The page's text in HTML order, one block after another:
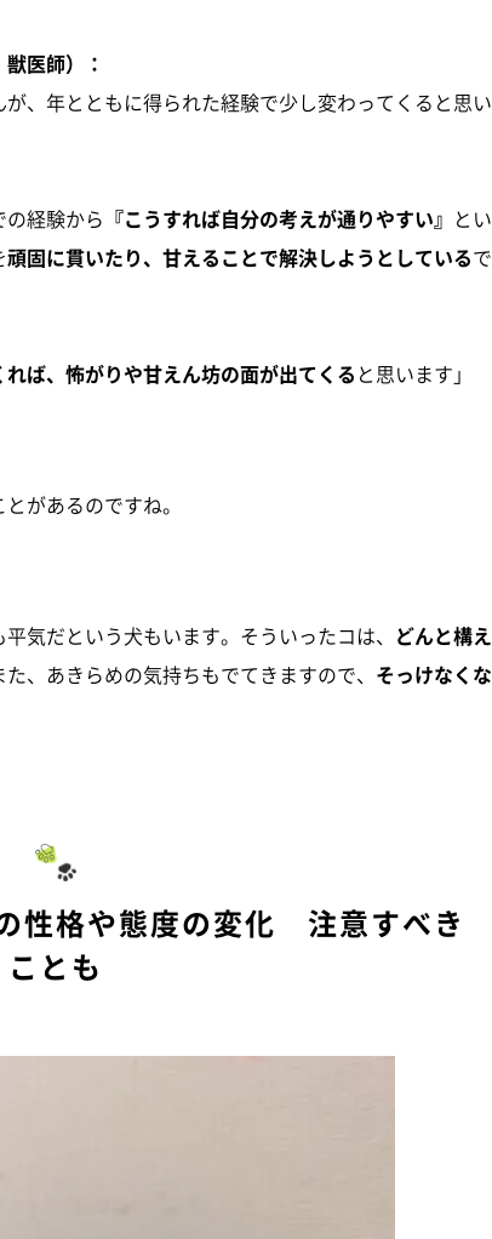
医師）：
、年とともに得られた経験で少し変わってくると思い
経験から 『こうすれば自分の考えが通りやすい』 とい
頑固に貫いたり、甘えることで解決しようとしているで
ば、怖がりや甘えん坊の面が出てくる と思います」
があるのですね。
気だという犬もいます。そういったコは、 どんと構え
、あきらめの気持ちもでてきますので、 そっけなくな
性格や態度の変化 注意すべき
ことも